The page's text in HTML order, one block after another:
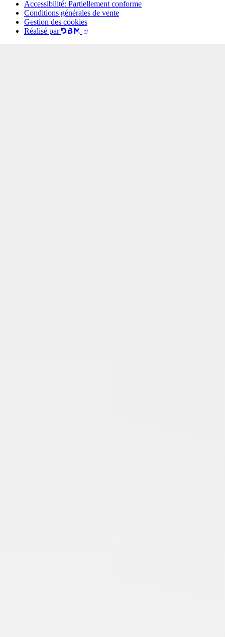
Accessibilité: Partiellement conforme
Conditions générales de vente
Gestion des cookies
Réalisé par